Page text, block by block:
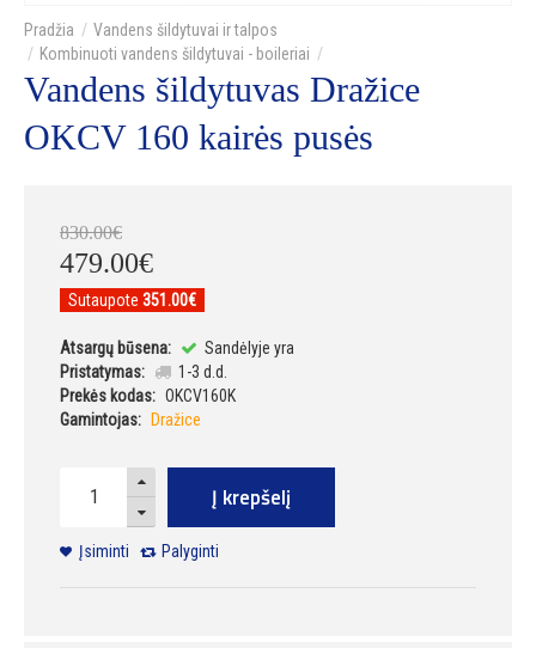
Vandens šildytuvai ir talpos
Kombinuoti vandens šildytuvai - boileriai
Vandens šildytuvas Dražice
OKCV 160 kairės pusės
830.00€
479.00€
Sutaupote 351.00€
Atsargų būsena:
Sandėlyje yra
Pristatymas:
1-3 d.d.
Prekės kodas: OKCV160K
Gamintojas:
Dražice
Į krepšelį
Įsiminti Palyginti